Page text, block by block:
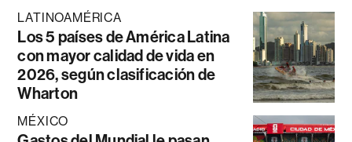
LATINOAMÉRICA
Los 5 países de América Latina
con mayor calidad de vida en
2026, según clasificación de
Wharton
MÉXICO